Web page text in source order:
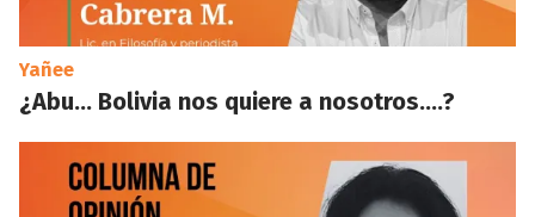
Yañee
¿Abu… Bolivia nos quiere a nosotros….?